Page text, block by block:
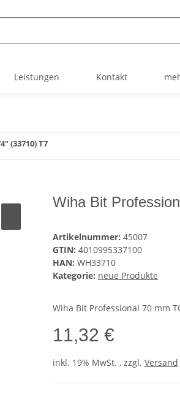
Leistungen Kontakt
(33710) T7
Wiha Bit
Artikelnummer: 45007
GTIN: 4010995337100
HAN: WH33710
Kategorie: neue Produkte
Wiha Bit Professional 70 mm
11,32 €
inkl. 19% MwSt. , zzgl. Versand